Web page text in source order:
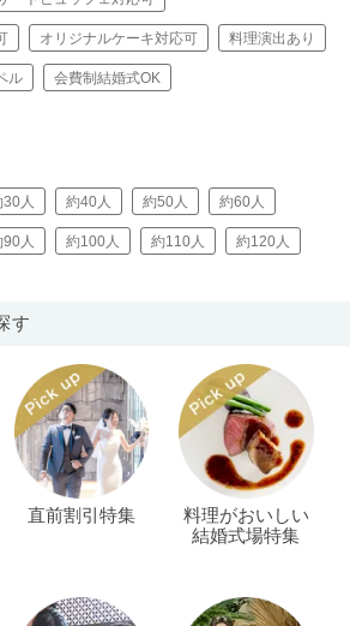
オリジナルケーキ対応可 料理演出あり
ル 会費制結婚式OK
30人 約40人 約50人 約60人
90人 約100人 約110人 約120人
す
直前割引特集
料理がおいしい
結婚式場特集